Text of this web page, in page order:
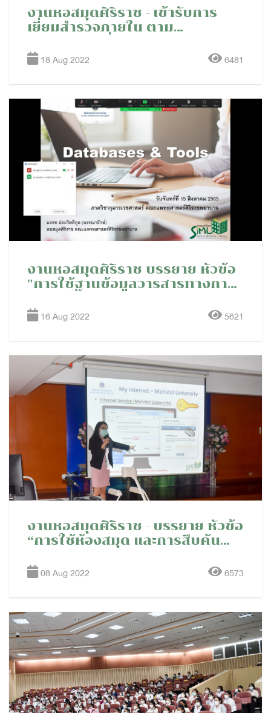
งานหอสมุดศิริราช - เข้ารับการ
เยี่ยมสำรวจภายใน ตาม
ประจำปี 2565 ของคณะ
มหาวิทยาลัยมหิดล
18 Aug 2022 6481
งานหอสมุดศิริราช บรรยาย หัวข้อ
"การใช้ฐานข้อมูลวารสารทางการ
กับอาจารย์ ภาควิชากุมาร
16 Aug 2022 5621
งานหอสมุดศิริราช - บรรยาย หัวข้อ
“การใช้ห้องสมุด และการสืบค้น
การพยาบาลเฉพาะทาง สาขาการ
เกิด รุ่นที่ 5 ปี 2565
08 Aug 2022 6573